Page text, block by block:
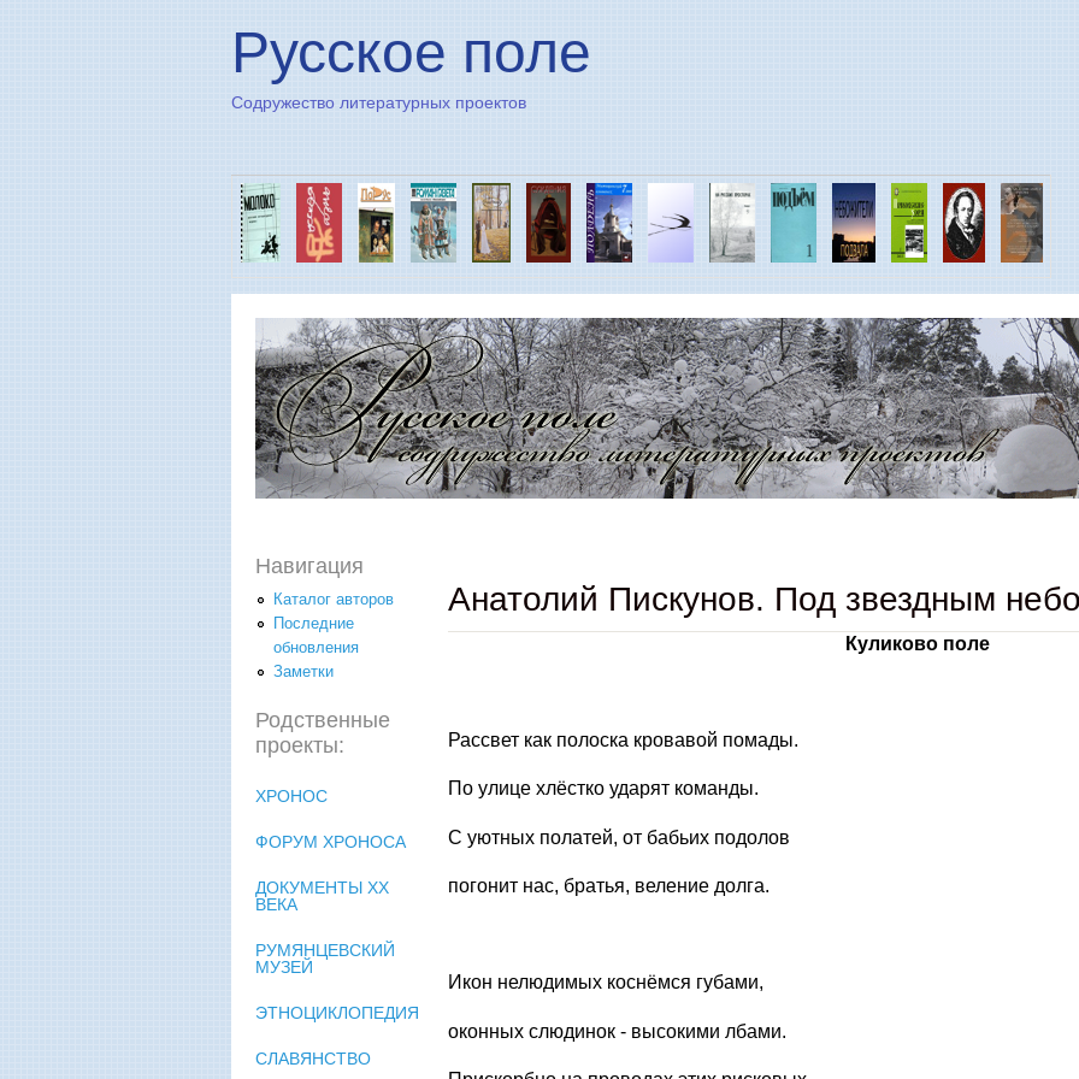
Русское поле
Содружество литературных проектов
Анатолий Пискунов. Под звездным
Куликово поле
Рассвет как полоска кровавой помады.
По улице хлёстко ударят команды.
С уютных полатей, от бабьих подолов
погонит нас, братья, веление долга.
Икон нелюдимых коснёмся губами,
оконных слюдинок - высокими лбами.
Навигация
Каталог авторов
Последние
обновления
Заметки
Родственные
проекты:
ХРОНОС
ФОРУМ ХРОНОСА
ДОКУМЕНТЫ XX
ВЕКА
РУМЯНЦЕВСКИЙ
МУЗЕЙ
ЭТНОЦИКЛОПЕДИЯ
СЛАВЯНСТВО